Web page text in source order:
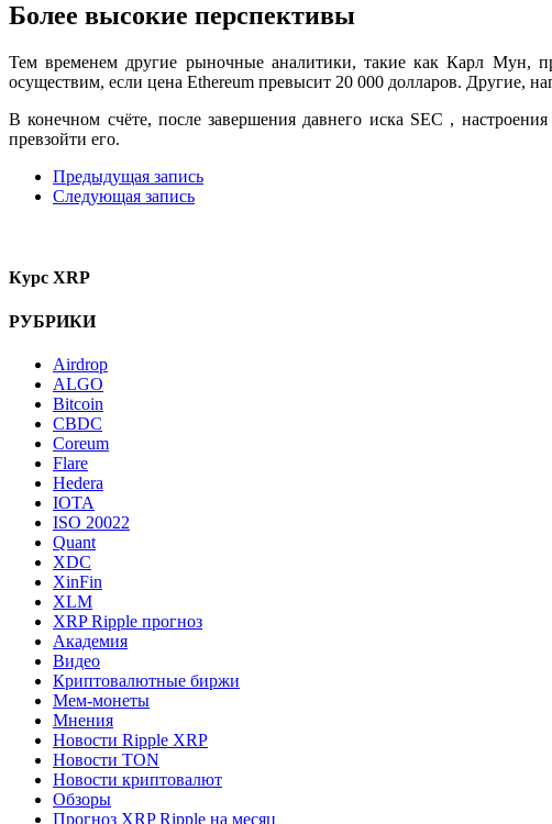
Более высокие перспективы
Тем временем другие рыночные аналитики, такие как Карл Мун,
осуществим, если цена Ethereum превысит 20 000 долларов. Другие,
В конечном счёте, после завершения давнего иска SEC ,
превзойти его.
Предыдущая запись
Следующая запись
Курс XRP
РУБРИКИ
Airdrop
ALGO
Bitcoin
CBDC
Coreum
Flare
Hedera
IOTA
ISO 20022
Quant
XDC
XinFin
XLM
XRP Ripple прогноз
Академия
Видео
Криптовалютные биржи
Мем-монеты
Мнения
Новости Ripple XRP
Новости TON
Новости криптовалют
Обзоры
Прогноз XRP Ripple на месяц